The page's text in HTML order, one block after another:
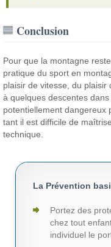
Conclusion
Pour que la montagne
pratique du sport en
plaisir de vitesse, du plaisir
à quelques descentes
potentiellement dangereux
tant il est difficile de
technique.
La Prévention
Portez des
chez tout
individuel le